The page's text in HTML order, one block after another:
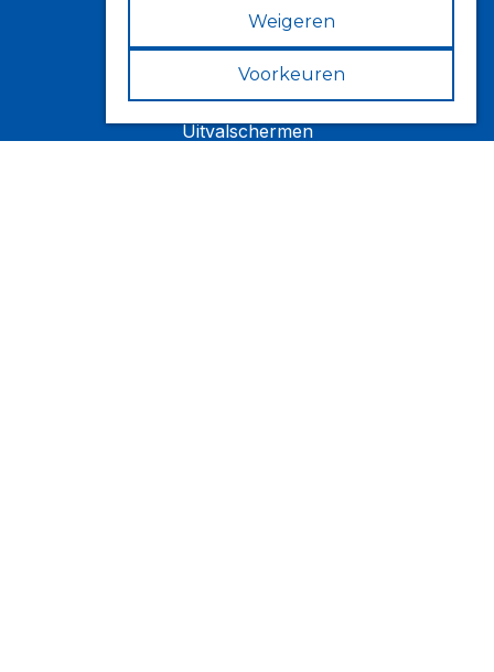
Knikarmschermen
Uitvalschermen
Weigeren
Voorkeuren